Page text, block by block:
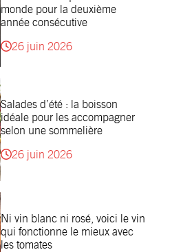
monde pour la deuxième
année consécutive
26 juin 2026
Salades d’été : la boisson
idéale pour les accompagner
selon une sommelière
26 juin 2026
Ni vin blanc ni rosé, voici le vin
qui fonctionne le mieux avec
les tomates